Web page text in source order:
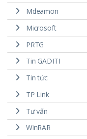
Mdeamon
Microsoft
PRTG
Tin GADITI
Tin tức
TP Link
Tư vấn
WinRAR